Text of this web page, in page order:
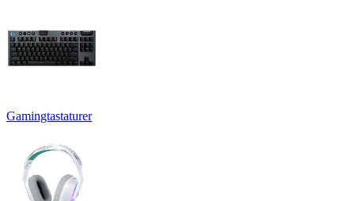
Gamingtastaturer